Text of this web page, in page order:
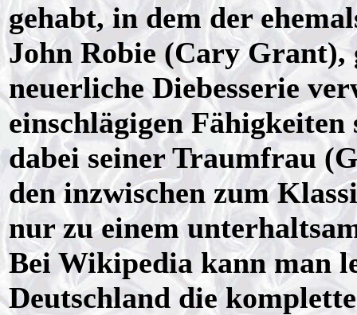
gehabt, in dem der
John Robie (Cary
neuerliche Diebesserie
einschlägigen Fähigkeiten
dabei seiner Traumfrau
den inzwischen zum
nur zu einem
Bei Wikipedia kann man
Deutschland die